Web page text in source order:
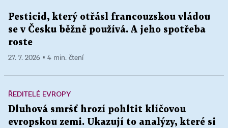
Pesticid, který otřásl francouzskou vládou
se v Česku běžně používá. A jeho spotřeba
roste
27. 7. 2026 ▪ 4 min. čtení
ŘEDITELÉ EVROPY
Dluhová smršť hrozí pohltit klíčovou
evropskou zemi. Ukazují to analýzy, které si